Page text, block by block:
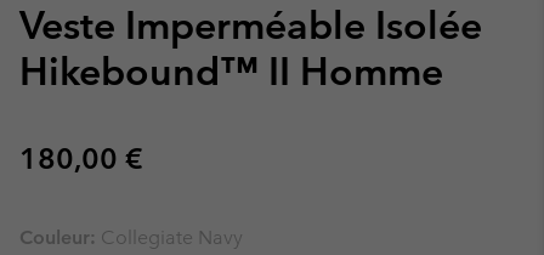
Veste Imperméable Isolée
Hikebound™ II Homme
Regular price:
180,00 €
Couleur: Collegiate Navy